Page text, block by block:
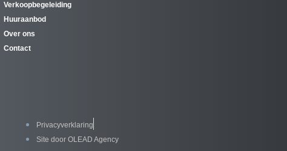
Verkoopbegeleiding
Huuraanbod
Over ons
Contact
Privacyverklaring
Site door OLEAD Agency